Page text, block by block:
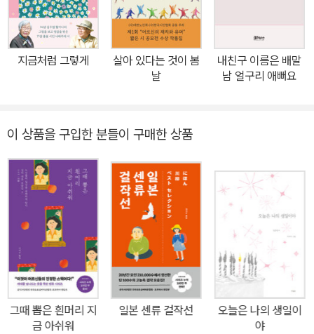
지집이다. 독자들이 이 작품을 통해 이른바 실버 세대인 어르신과의
생활을 더욱 친근하게 느낄 수 있기를 바란다. 전에도 몇 번이나 분명
히 말했을 터인데 처음 듣는다! (이노우에 에이코/ 73세/ 주부) ⋆ 한
국에서 출간된 유일한 실버 센류 걸작선! ‘실버 센류’는 국내 인터넷의
다. 우연히 일본 서점에서 이 책을 발견하고 책의 판권을 구입하기 위
야기를 듣고 남몰래 웃었다고 한다. 센류를 지은 어르신들에게 ‘우리
들의 시를 한국 출판사에서 출간할지도 모른다’라는 소식이 전해지
자, 감정이 북받친 어르신들이 전국 각지에 모여 진지한 회의를 거듭
했다는 소식을 들었기 때문이다. 덕분에 승인 절차가 길어졌다고. 작
가와 잊지 못할 에피소드를 전한 심사위원도 있다. 입선작을 결정한
뒤 상장을 보냈을 때의 일이다. “태어나서 처음으로 상장을 받았어요.
공부로 1등 한 적도 없고, 운동회에서 1등 상을 받은 적도 없거든요.
센류로 칭찬받은 건 지금까지의 긴 인생 중 최고로 영광스러운 일이
에요. 상장은 소중히 여기다가 나중에 관에 넣고 싶어요.” 수화기 너
지금처럼 그렇게
살아 있다는 것이 봄
날
내친구 이름은 배말
남 얼구리 애뻐요
이 상품을 구입한 분들이 구매한 상품
그때 뽑은 흰머리 지
금 아쉬워
일본 센류 걸작선
오늘은 나의 생일이
야